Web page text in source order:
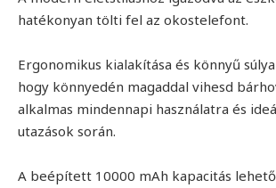
hatékonyan tölti fel az okostelefont.
Ergonomikus kialakítása és könnyű
hogy könnyedén magaddal vihesd
alkalmas mindennapi használatra és
utazások során.
A beépített 10000 mAh kapacitás